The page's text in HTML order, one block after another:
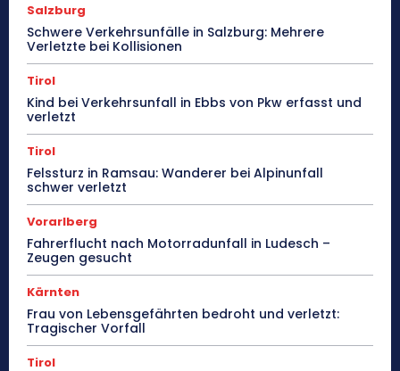
Salzburg
Schwere Verkehrsunfälle in Salzburg: Mehrere
Verletzte bei Kollisionen
Tirol
Kind bei Verkehrsunfall in Ebbs von Pkw erfasst und
verletzt
Tirol
Felssturz in Ramsau: Wanderer bei Alpinunfall
schwer verletzt
Vorarlberg
Fahrerflucht nach Motorradunfall in Ludesch –
Zeugen gesucht
Kärnten
Frau von Lebensgefährten bedroht und verletzt:
Tragischer Vorfall
Tirol